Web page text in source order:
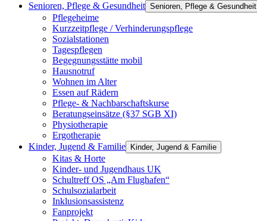
Senioren, Pflege & Gesundheit Senioren, Pflege & Gesundheit
Pflegeheime
Kurzzeitpflege / Verhinderungspflege
Sozialstationen
Tagespflegen
Begegnungsstätte mobil
Hausnotruf
Wohnen im Alter
Essen auf Rädern
Pflege- & Nachbarschaftskurse
Beratungseinsätze (§37 SGB XI)
Physiotherapie
Ergotherapie
Kinder, Jugend & Familie
Kinder, Jugend & Familie
Kitas & Horte
Kinder- und Jugendhaus UK
Schultreff OS „Am Flughafen“
Schulsozialarbeit
Inklusionsassistenz
Fanprojekt